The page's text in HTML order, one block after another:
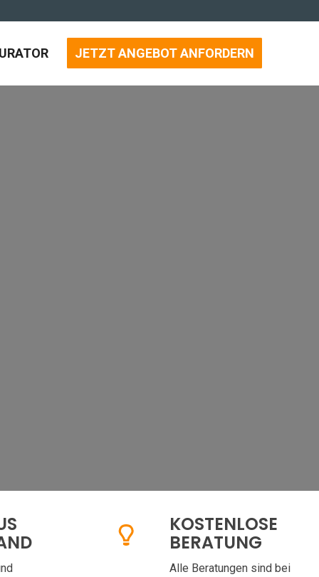
JETZT ANGEBOT ANFORDERN
KOSTENLOSE
BERATUNG
Alle Beratungen sind bei